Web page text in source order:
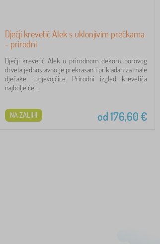
Dječji krevetić Alek s uklonjivim prečkama
- prirodni
Dječji krevetić Alek u prirodnom dekoru borovog
drveta jednostavno je prekrasan i prikladan za male
dječake i djevojčice. Prirodni izgled krevetića
najbolje će...
od176,60€
NA ZALIHI